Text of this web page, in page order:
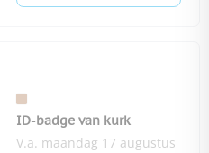
ID-badge van kurk
V.a. maandag 17 augustus